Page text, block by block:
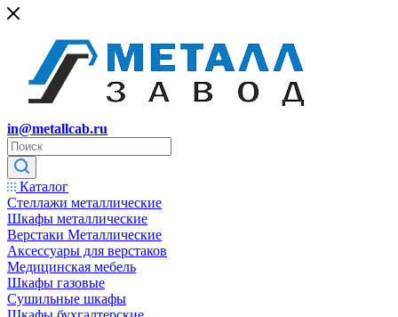
in@metallcab.ru
Каталог
Стеллажи металлические
Шкафы металлические
Верстаки Металлические
Аксессуары для верстаков
Медицинская мебель
Шкафы газовые
Сушильные шкафы